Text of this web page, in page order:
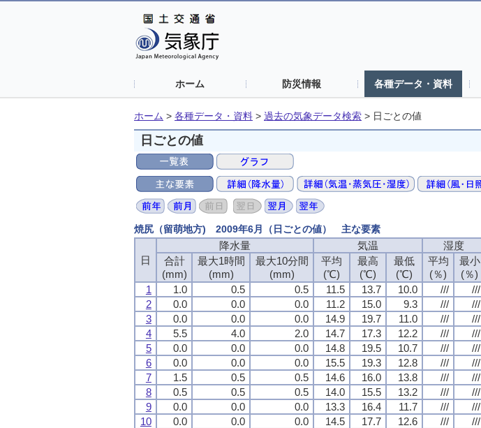
ホーム 防災情報 各種データ・資料
ホーム > 各種データ・資料 > 過去の気象データ検索 > 日ごとの値
日ごとの値
焼尻（留萌地方) 2009年6月（日ごとの値） 主な要素
日
降水量 気温 湿度
合計
(mm)
最大1時間
(mm)
最大10分間
(mm)
平均
(℃)
最高
(℃)
最低
(℃)
平均
(％)
最小
(％)
1
1.0 0.5 0.5 11.5 13.7 10.0 /// ///
2
0.0 0.0 0.0 11.2 15.0 9.3 /// ///
3
0.0 0.0 0.0 14.9 19.7 11.0 /// ///
4
5.5 4.0 2.0 14.7 17.3 12.2 /// ///
5
0.0 0.0 0.0 14.8 19.5 10.7 /// ///
6
0.0 0.0 0.0 15.5 19.3 12.8 /// ///
7
1.5 0.5 0.5 14.6 16.0 13.8 /// ///
8
0.5 0.5 0.5 14.0 15.5 13.2 /// ///
9
0.0 0.0 0.0 13.3 16.4 11.7 /// ///
10
0.0 0.0 0.0 14.5 17.7 12.6 /// ///